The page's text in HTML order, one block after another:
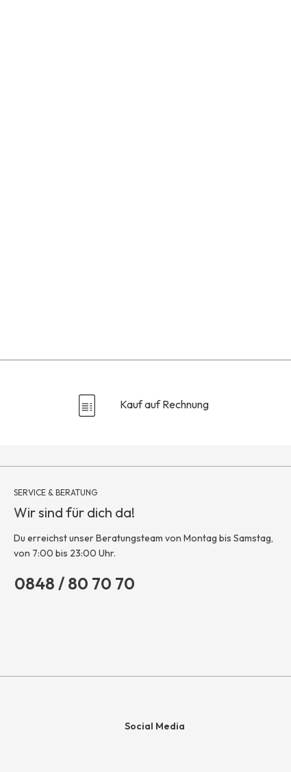
Kauf auf Rechnung
SERVICE & BERATUNG
Wir sind für dich da!
Du erreichst unser Beratungsteam von Montag bis Samstag,
von 7:00 bis 23:00 Uhr.
0848 / 80 70 70
Social Media